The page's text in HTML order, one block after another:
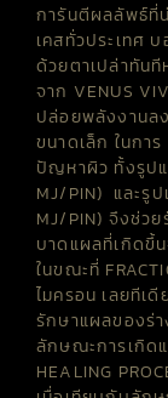
การันตีผลลัพธ์ที่
เคสทั่วประเทศ
ด้วยตาเปล่าทัน
จาก VENUS
ปล่อยพลังงานล
ขนาดเล็ก ในการ
ปัญหาผิว ทั้งรูป
MJ/PIN) และรูป
MJ/PIN) จึงช่ว
บาดแผลที่เกิดขึ้
ในขณะที่
ไมครอน เลยทีเดี
รักษาแผลของร่า
ลักษณะการเกิด
HEALING